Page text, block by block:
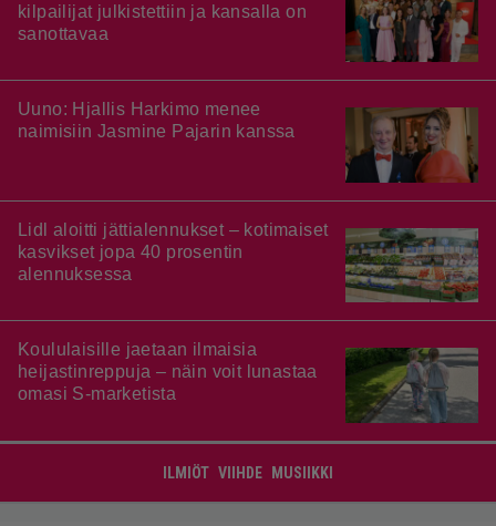
kilpailijat julkistettiin ja kansalla on
sanottavaa
Uuno: Hjallis Harkimo menee
naimisiin Jasmine Pajarin kanssa
Lidl aloitti jättialennukset – kotimaiset
kasvikset jopa 40 prosentin
alennuksessa
Koululaisille jaetaan ilmaisia
heijastinreppuja – näin voit lunastaa
omasi S-marketista
ILMIÖT VIIHDE MUSIIKKI